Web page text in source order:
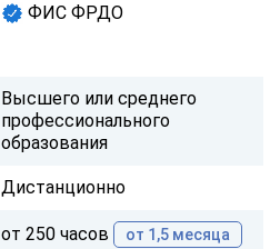
ФИС ФРДО
Высшего или среднего
профессионального
образования
Дистанционно
от 250 часов от 1,5 месяца